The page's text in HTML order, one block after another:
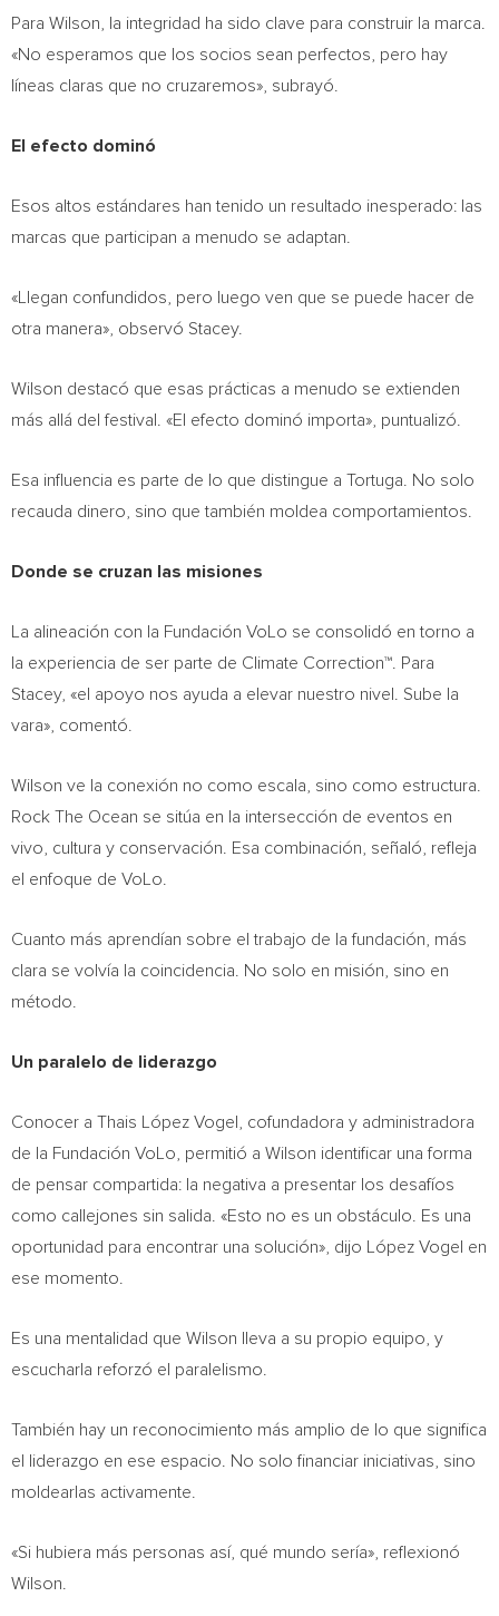
Para Wilson, la integridad ha sido clave para construir la marca.
«No esperamos que los socios sean perfectos, pero hay
líneas claras que no cruzaremos», subrayó.
El efecto dominó
Esos altos estándares han tenido un resultado inesperado: las
marcas que participan a menudo se adaptan.
«Llegan confundidos, pero luego ven que se puede hacer de
otra manera», observó Stacey.
Wilson destacó que esas prácticas a menudo se extienden
más allá del festival. «El efecto dominó importa», puntualizó.
Esa influencia es parte de lo que distingue a Tortuga. No solo
recauda dinero, sino que también moldea comportamientos.
Donde se cruzan las misiones
La alineación con la Fundación VoLo se consolidó en torno a
la experiencia de ser parte de Climate Correction™. Para
Stacey, «el apoyo nos ayuda a elevar nuestro nivel. Sube la
vara», comentó.
Wilson ve la conexión no como escala, sino como estructura.
Rock The Ocean se sitúa en la intersección de eventos en
vivo, cultura y conservación. Esa combinación, señaló, refleja
el enfoque de VoLo.
Cuanto más aprendían sobre el trabajo de la fundación, más
clara se volvía la coincidencia. No solo en misión, sino en
método.
Un paralelo de liderazgo
Conocer a Thais López Vogel, cofundadora y administradora
de la Fundación VoLo, permitió a Wilson identificar una forma
de pensar compartida: la negativa a presentar los desafíos
como callejones sin salida. «Esto no es un obstáculo. Es una
oportunidad para encontrar una solución», dijo López Vogel en
ese momento.
Es una mentalidad que Wilson lleva a su propio equipo, y
escucharla reforzó el paralelismo.
También hay un reconocimiento más amplio de lo que significa
el liderazgo en ese espacio. No solo financiar iniciativas, sino
moldearlas activamente.
«Si hubiera más personas así, qué mundo sería», reflexionó
Wilson.